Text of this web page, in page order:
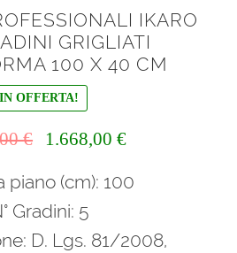
IKARO
GRIGLIATI
100 X 40 CM
IN OFFERTA!
€
originale
2.527,00 €.
1.668,00 €Il
attuale
piano (cm): 100
Gradini: 5
D. Lgs. 81/2008,